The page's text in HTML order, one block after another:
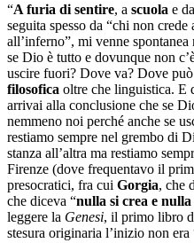
“A furia di sentire, a scuola e
seguita spesso da “chi non
all’inferno”, mi venne
se Dio è tutto e dovunque non
uscire fuori? Dove va? Dove
filosofica oltre che linguistica. E
arrivai alla conclusione che se
nemmeno noi perché anche se
restiamo sempre nel grembo di
stanza all’altra ma restiamo
Firenze (dove frequentavo il
presocratici, fra cui Gorgia, che
che diceva “nulla si crea e
leggere la Genesi, il primo libro
stesura originaria l’inizio non